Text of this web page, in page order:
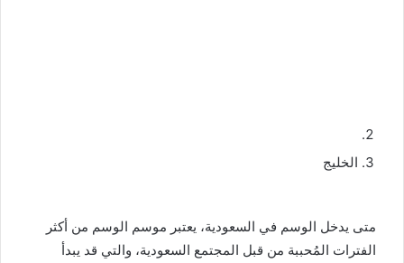
الخليج
متى يدخل الوسم في السعودية، يعتبر موسم الوسم من أكثر
الفترات المُحببة من قبل المجتمع السعودية، والتي قد يبدأ